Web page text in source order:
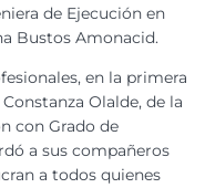
de Ejecución en
Bustos Amonacid.
en la primera
Olalde, de la
con Grado de
a sus compañeros
a todos quienes